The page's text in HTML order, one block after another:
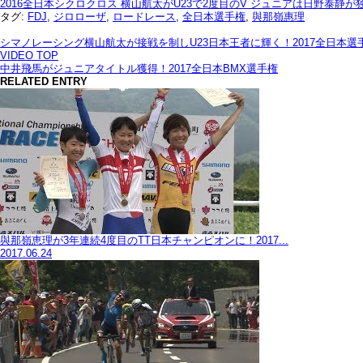
2016全日本シクロクロス 横山航太がU23で2度目のV ジュニアは日野泰静が
タグ: FDJ ジロローザ ロードレース 全日本選手権 與那嶺惠理
シマノレーシング横山航太が接戦を制しU23日本王者に輝く！2017全日本選
VIDEO TOP
中井飛馬がジュニアタイトル獲得！2017全日本BMX選手権
RELATED ENTRY
與那嶺恵理が3年連続4度目のTT日本チャンピオンに！2017...
2017.06.24